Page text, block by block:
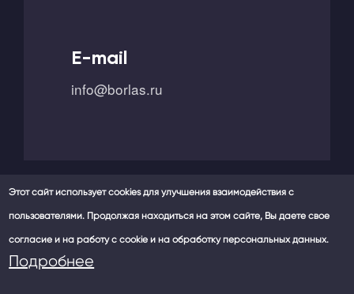
E-mail
info@borlas.ru
Мы в социальных сетях -
Этот сайт использует cookies для улучшения взаимодействия с
пользователями. Продолжая находиться на этом сайте, Вы даете свое
согласие и на работу с cookie и на обработку персональных данных.
Подробнее